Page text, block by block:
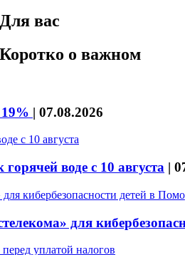
Для вас
Коротко о важном
| 07.08.2026
воде с 10 августа |
для